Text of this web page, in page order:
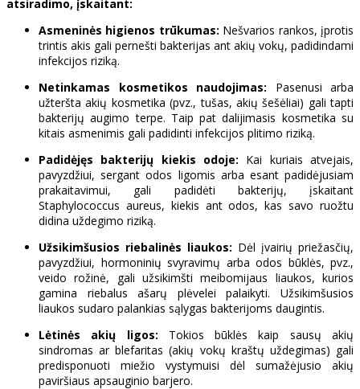
atsiradimo, įskaitant:
Asmeninės higienos trūkumas: Nešvarios rankos, įprotis
trintis akis gali pernešti bakterijas ant akių vokų, padidindami
infekcijos riziką.
Netinkamas kosmetikos naudojimas: Pasenusi arba
užteršta akių kosmetika (pvz., tušas, akių šešėliai) gali tapti
bakterijų augimo terpe. Taip pat dalijimasis kosmetika su
kitais asmenimis gali padidinti infekcijos plitimo riziką.
Padidėjęs bakterijų kiekis odoje: Kai kuriais atvejais,
pavyzdžiui, sergant odos ligomis arba esant padidėjusiam
prakaitavimui, gali padidėti bakterijų, įskaitant
Staphylococcus aureus, kiekis ant odos, kas savo ruožtu
didina uždegimo riziką.
Užsikimšusios riebalinės liaukos: Dėl įvairių priežasčių,
pavyzdžiui, hormoninių svyravimų arba odos būklės, pvz.,
veido rožinė, gali užsikimšti meibomijaus liaukos, kurios
gamina riebalus ašarų plėvelei palaikyti. Užsikimšusios
liaukos sudaro palankias sąlygas bakterijoms daugintis.
Lėtinės akių ligos: Tokios būklės kaip sausų akių
sindromas ar blefaritas (akių vokų kraštų uždegimas) gali
predisponuoti miežio vystymuisi dėl sumažėjusio akių
paviršiaus apsauginio barjero.